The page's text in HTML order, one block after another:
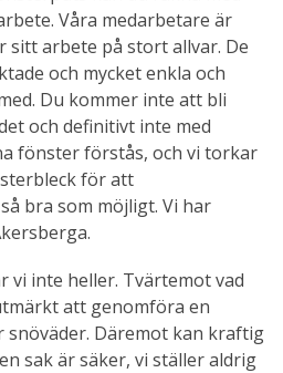
Våra medarbetare är
sitt arbete på stort allvar. De
och mycket enkla och
Du kommer inte att bli
och definitivt inte med
fönster förstås, och vi torkar
för att
bra som möjligt. Vi har
vi inte heller. Tvärtemot vad
att genomföra en
Däremot kan kraftig
sak är säker, vi ställer aldrig